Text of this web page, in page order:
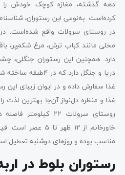
دهه گذشته، مغازه کوچک خودش را
کرده‌است. به‌نوعی این رستوران،
در روستای سرولات واقع شده‌است. در
محلی مانند کباب ترش، مرغ شکم‌پر،
دارد. همچنین این رستوران جنگلی،
دریا و جنگل دارد
غذا سفارش داده و در ایوان زیبای این
غذا و منظره دل‌نواز آن‌جا بهترین لذت
روستای سرولات ۲۲
خاورخانم از ۱۲
مناسب بوده و روزهای دوشنبه تعطیل
رستوران بلوط در